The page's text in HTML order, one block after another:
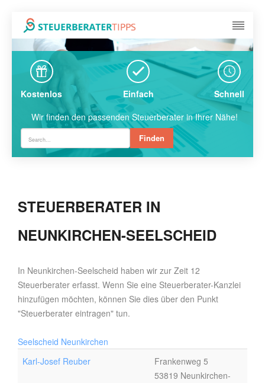
Kostenlos Einfach
Schnell
Wir finden den passenden Steuerberater in Ihrer Nähe!
Finden
STEUERBERATER IN
NEUNKIRCHEN-SEELSCHEID
In Neunkirchen-Seelscheid haben wir zur Zeit 12
Steuerberater erfasst. Wenn Sie eine Steuerberater-Kanzlei
hinzufügen möchten, können Sie dies über den Punkt
"Steuerberater eintragen" tun.
Seelscheid Neunkirchen
Karl-Josef Reuber
Frankenweg 5
53819 Neunkirchen-